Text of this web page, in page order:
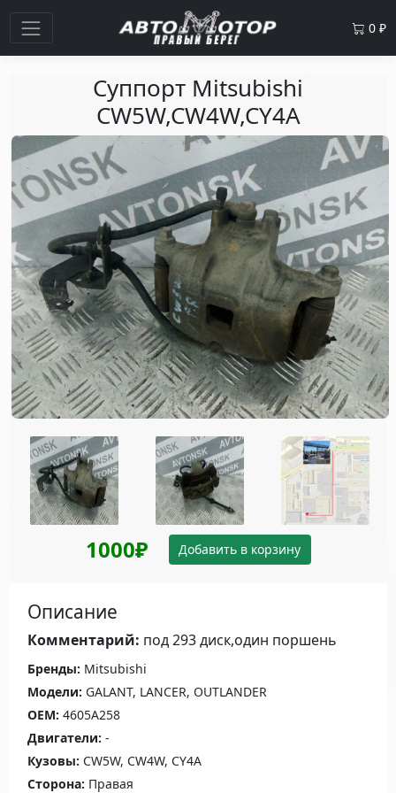
0 ₽
Суппорт Mitsubishi
CW5W,CW4W,CY4A
1000₽ Добавить в корзину
Описание
Комментарий: под 293 диск,один поршень
Бренды: Mitsubishi
Модели: GALANT, LANCER, OUTLANDER
OEM: 4605A258
Двигатели: -
Кузовы: CW5W, CW4W, CY4A
Сторона: Правая